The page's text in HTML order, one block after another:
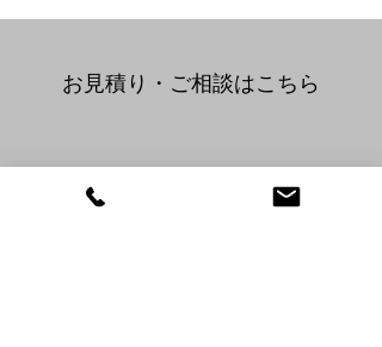
​お見積り・ご相談はこちら